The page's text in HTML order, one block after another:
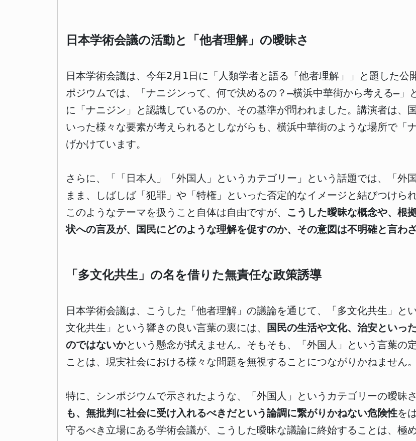
日本学術会議の活動と「他者理解」の曖昧さ
日本学術会議は、今年2月1日に「人類学者と語る「他者理解」」と題した
ポジウムでは、「ナニジンって、何で決めるの？―横浜中華街から考える―」
に「ナニジン」と認識しているのか、その基準が問われました。講演者は、
いった様々な要素が考えられるとしながらも、横浜中華街のような場所で「
げかけています。
さらに、「「日本人」「外国人」というカテゴリー」という話題では、「外
まま、しばしば「犯罪」や「特権」といった否定的なイメージと結びつけら
このようなテーマを扱うこと自体は自由ですが、 こうした曖昧な概念や、根
状への言及が、国民にどのような理解を促すのか、その意図は不明確と言わ
「多文化共生」の名を借りた無責任な政策誘導
日本学術会議は、こうした「他者理解」の議論を通じて、「多文化共生」と
文化共生」という響きの良い言葉の裏には、
国民の生活や文化、治安といっ
のではないかという懸念が拭えません。そもそも、「外国人」という言葉の
ことは、現実社会における様々な問題を無視することにつながりかねません。
特に、シンポジウムで示されたような、「外国人」というカテゴリーの曖昧さ
も、無批判に社会に受け入れるべきだという論調に繋がりかねない危険性を
守るべき立場にある学術会議が、こうした曖昧な議論に終始することは、極